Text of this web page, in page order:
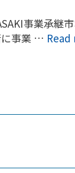
事業承継
に事業 …